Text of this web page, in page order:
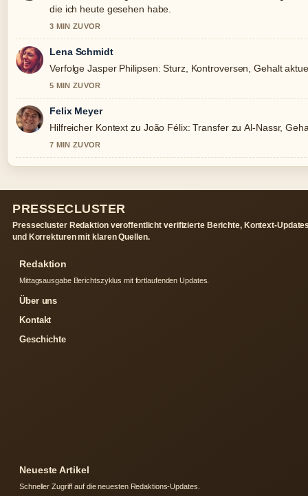
die ich heute gesehen habe.
3 MIN ZUVOR
Lena Schmidt
Verfolge Jasper Philipsen: Sturz, Kontroversen, Gehalt
5 MIN ZUVOR
Felix Meyer
Hilfreicher Kontext zu João Félix: Transfer zu Al-Nassr,
7 MIN ZUVOR
PRESSECLUSTER
Pressecluster Redaktion veroffentlicht verifizierte Berichte, Kontext-
und Korrekturen mit klaren Quellen.
Redaktion
Mittagsausgabe Berichtszyklus mit fortlaufenden Updates.
Über uns
Kontakt
Geschichte
Neueste Artikel
Schneller Zugriff auf die neuesten Redaktions-Updates.